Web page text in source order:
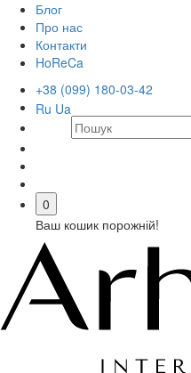
Блог
Про нас
Контакти
HoReCa
+38 (099) 180-03-42
Ru Ua
0
Ваш кошик порожній!